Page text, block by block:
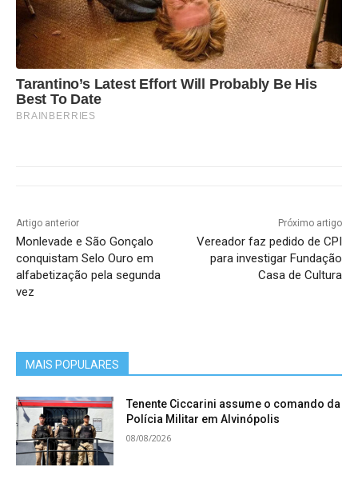
Tarantino’s Latest Effort Will Probably Be His
Best To Date
BRAINBERRIES
Artigo anterior
Monlevade e São Gonçalo
conquistam Selo Ouro em
alfabetização pela segunda
vez
Próximo artigo
Vereador faz pedido de CPI
para investigar Fundação
Casa de Cultura
MAIS POPULARES
Tenente Ciccarini assume o comando da
Polícia Militar em Alvinópolis
08/08/2026